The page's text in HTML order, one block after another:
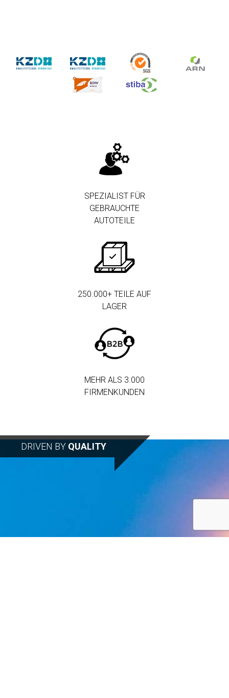
SPEZIALIST FÜR
GEBRAUCHTE
AUTOTEILE
250.000+ TEILE AUF
LAGER
MEHR ALS 3.000
FIRMENKUNDEN
DRIVEN BY QUALITY